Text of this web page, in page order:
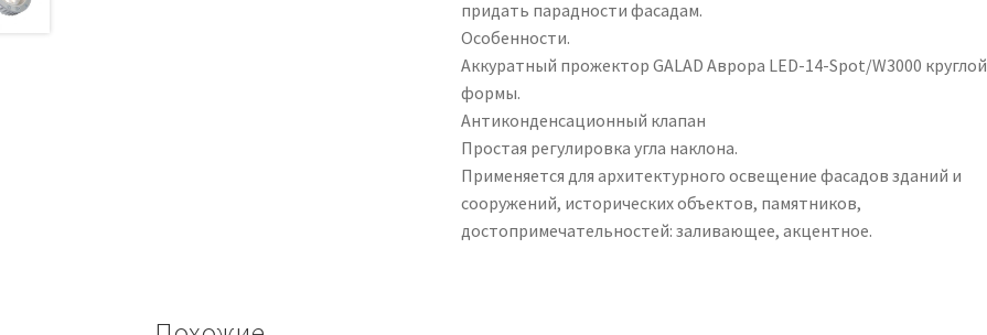
придать парадности фасадам.
Особенности.
Аккуратный прожектор GALAD Аврора LED-14-Spot/W3000 круглой
формы.
Антиконденсационный клапан
Простая регулировка угла наклона.
Применяется для архитектурного освещение фасадов зданий и
сооружений, исторических объектов, памятников,
достопримечательностей: заливающее, акцентное.